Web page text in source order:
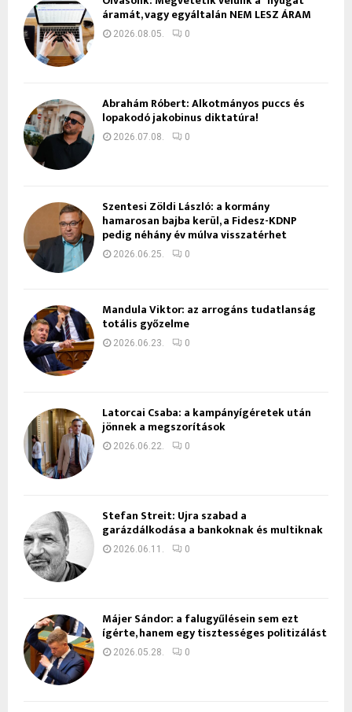
áramát, vagy egyáltalán NEM LESZ ÁRAM
2026.08.05. 0
Ábrahám Róbert: Alkotmányos puccs és
lopakodó jakobinus diktatúra!
2026.07.08. 0
Szentesi Zöldi László: a kormány
hamarosan bajba kerül, a Fidesz-KDNP
pedig néhány év múlva visszatérhet
2026.06.25. 0
Mandula Viktor: az arrogáns tudatlanság
totális győzelme
2026.06.23. 0
Latorcai Csaba: a kampányígéretek után
jönnek a megszorítások
2026.06.22. 0
Stefan Streit: Újra szabad a
garázdálkodása a bankoknak és multiknak
2026.06.11. 0
Májer Sándor: a falugyűlésein sem ezt
ígérte, hanem egy tisztességes politizálást
2026.05.28. 0